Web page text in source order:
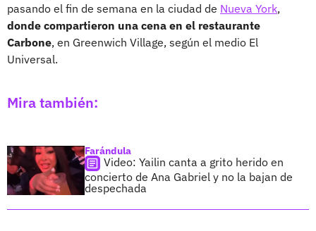
pasando el fin de semana en la ciudad de Nueva York,
donde compartieron una cena en el restaurante
Carbone, en Greenwich Village, según el medio El
Universal.
Mira también:
Farándula
Video: Yailin canta a grito herido en
concierto de Ana Gabriel y no la bajan de
despechada